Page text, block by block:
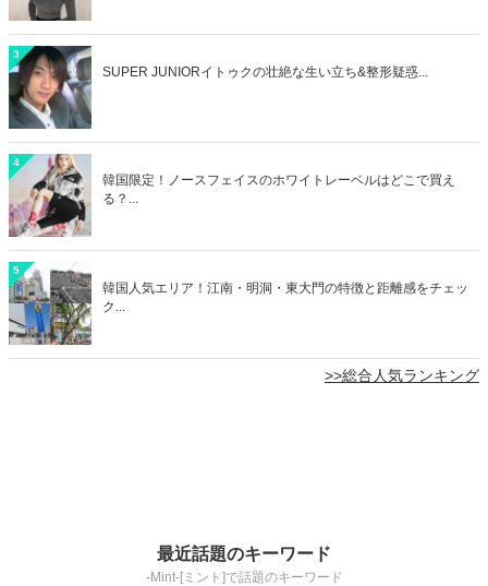
3
SUPER JUNIORイトゥクの壮絶な生い立ち&整形疑惑...
4
韓国限定！ノースフェイスのホワイトレーベルはどこで買え
る？...
5
韓国人気エリア！江南・明洞・東大門の特徴と距離感をチェッ
ク...
>>総合人気ランキング
最近話題のキーワード
-Mint-[ミント]で話題のキーワード